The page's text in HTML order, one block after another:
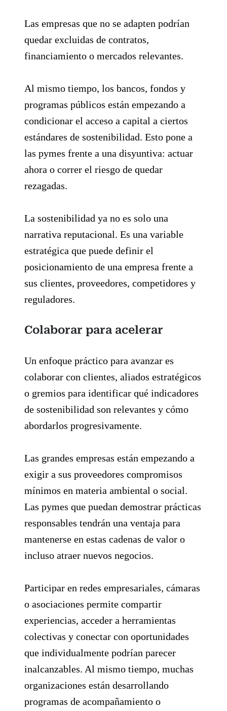
Las empresas que no se adapten podrían
quedar excluidas de contratos,
financiamiento o mercados relevantes.
Al mismo tiempo, los bancos, fondos y
programas públicos están empezando a
condicionar el acceso a capital a ciertos
estándares de sostenibilidad. Esto pone a
las pymes frente a una disyuntiva: actuar
ahora o correr el riesgo de quedar
rezagadas.
La sostenibilidad ya no es solo una
narrativa reputacional. Es una variable
estratégica que puede definir el
posicionamiento de una empresa frente a
sus clientes, proveedores, competidores y
reguladores.
Colaborar para acelerar
Un enfoque práctico para avanzar es
colaborar con clientes, aliados estratégicos
o gremios para identificar qué indicadores
de sostenibilidad son relevantes y cómo
abordarlos progresivamente.
Las grandes empresas están empezando a
exigir a sus proveedores compromisos
mínimos en materia ambiental o social.
Las pymes que puedan demostrar prácticas
responsables tendrán una ventaja para
mantenerse en estas cadenas de valor o
incluso atraer nuevos negocios.
Participar en redes empresariales, cámaras
o asociaciones permite compartir
experiencias, acceder a herramientas
colectivas y conectar con oportunidades
que individualmente podrían parecer
inalcanzables. Al mismo tiempo, muchas
organizaciones están desarrollando
programas de acompañamiento o